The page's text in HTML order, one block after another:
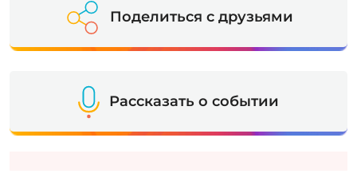
Поделиться с друзьями
Рассказать о событии